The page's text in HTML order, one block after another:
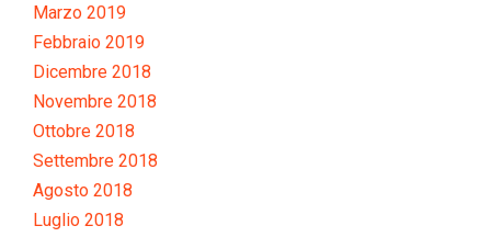
Marzo 2019
Febbraio 2019
Dicembre 2018
Novembre 2018
Ottobre 2018
Settembre 2018
Agosto 2018
Luglio 2018